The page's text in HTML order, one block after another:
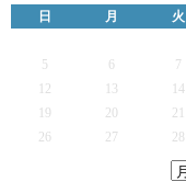
日 月 火
5
6 7
12
13 14
19
20 21
26
27 28